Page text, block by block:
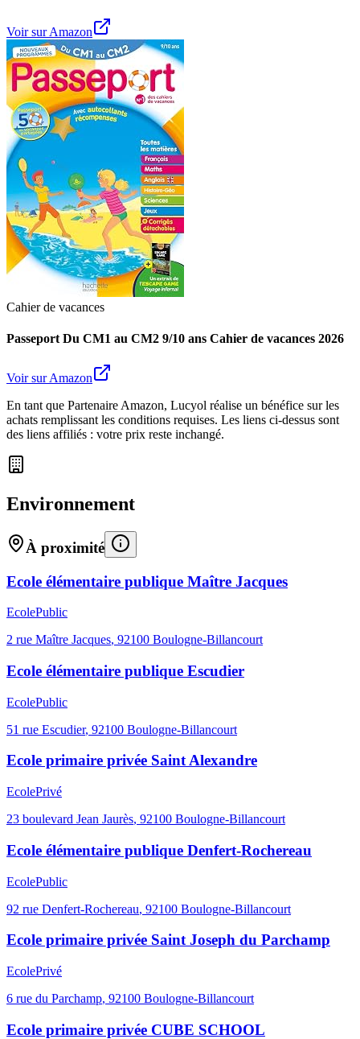
Voir sur Amazon
Cahier de vacances
Passeport Du CM1 au CM2 9/10 ans Cahier de vacances 2026
Voir sur Amazon
En tant que Partenaire Amazon, Lucyol réalise un bénéfice sur les
achats remplissant les conditions requises. Les liens ci-dessus sont
des liens affiliés : votre prix reste inchangé.
Environnement
À proximité
Ecole élémentaire publique Maître Jacques
EcolePublic
2 rue Maître Jacques, 92100 Boulogne-Billancourt
Ecole élémentaire publique Escudier
EcolePublic
51 rue Escudier, 92100 Boulogne-Billancourt
Ecole primaire privée Saint Alexandre
EcolePrivé
23 boulevard Jean Jaurès, 92100 Boulogne-Billancourt
Ecole élémentaire publique Denfert-Rochereau
EcolePublic
92 rue Denfert-Rochereau, 92100 Boulogne-Billancourt
Ecole primaire privée Saint Joseph du Parchamp
EcolePrivé
6 rue du Parchamp, 92100 Boulogne-Billancourt
Ecole primaire privée CUBE SCHOOL